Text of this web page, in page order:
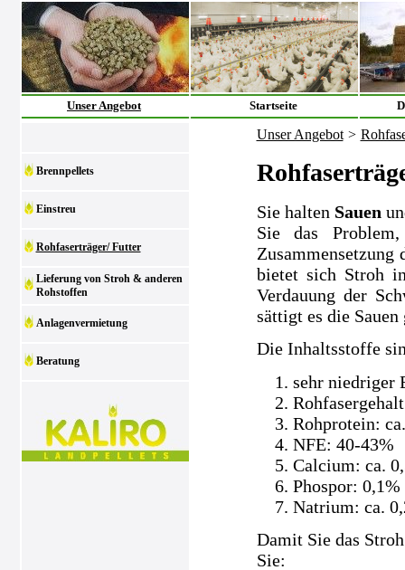
Unser Angebot Startseite
Brennpellets
Einstreu
Rohfaserträger/ Futter
Lieferung von Stroh & anderen
Rohstoffen
Anlagenvermietung
Beratung
Unser Angebot >
Sie halten Sauen
Sie das
bietet sich Stroh
Verdauung der
sättigt es die Sauen
Die Inhaltsstoffe
sehr niedriger
Rohprotein:
NFE: 40-43%
Calcium: ca.
Phospor: 0,1%
Natrium: ca.
Damit Sie das
Sie: